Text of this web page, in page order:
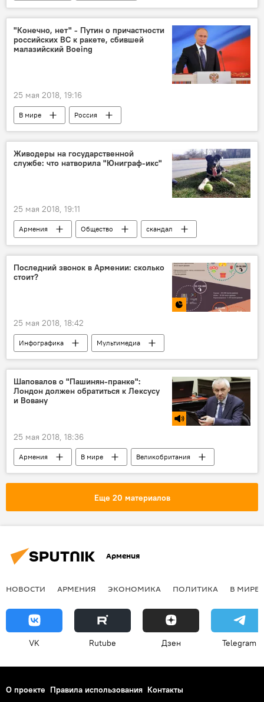
Пашинян Никол
праздник
выпускники
Премьер
"Конечно, нет" - Путин о причастности
российских ВС к ракете, сбившей
малазийский Boeing
25 мая 2018, 19:16
В мире Россия
Живодеры на государственной
службе: что натворила "Юниграф-икс"
25 мая 2018, 19:11
Армения Общество
скандал
социальные сети
собаки
деньги
полиция
Последний звонок в Армении: сколько
стоит?
25 мая 2018, 18:42
Инфографика Мультимедиа
Шаповалов о "Пашинян-пранке":
Лондон должен обратиться к Лексусу
и Вовану
25 мая 2018, 18:36
Армения В мире
Великобритания
Лондон
Пашинян Никол
пранкер
демонстрация
реакция
Голос
Еще 20 материалов
Армения
НОВОСТИ АРМЕНИЯ ЭКОНОМИКА ПОЛИТИКА В МИРЕ
VK Rutube Дзен Telegram
О проекте Правила использования Контакты